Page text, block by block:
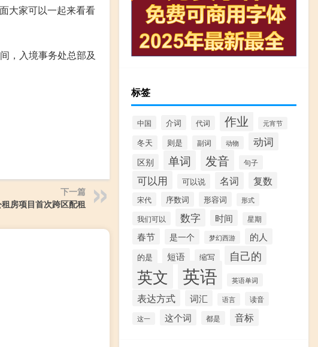
大家可以一起来看看
，入境事务处总部及
下一篇
房项目首次跨区配租
标签
中国 介词 代词 作业 元宵节
冬天 则是 副词 动物 动词
区别 单词 发音 句子
可以用 可以说 名词 复数
宋代 序数词 形容词 形式
我们可以 数字 时间 星期
春节 是一个 梦幻西游 的人
的是 短语 缩写 自己的
英文 英语 英语单词
表达方式 词汇 语言 读音
这一 这个词 都是 音标